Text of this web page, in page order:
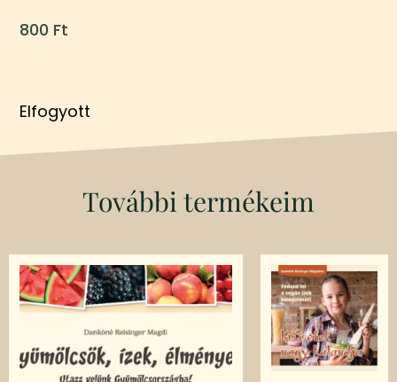
800 Ft
Elfogyott
További termékeim